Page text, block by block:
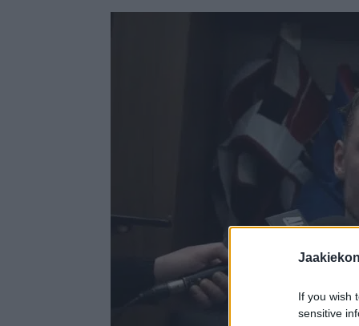
If you wish
sensitive